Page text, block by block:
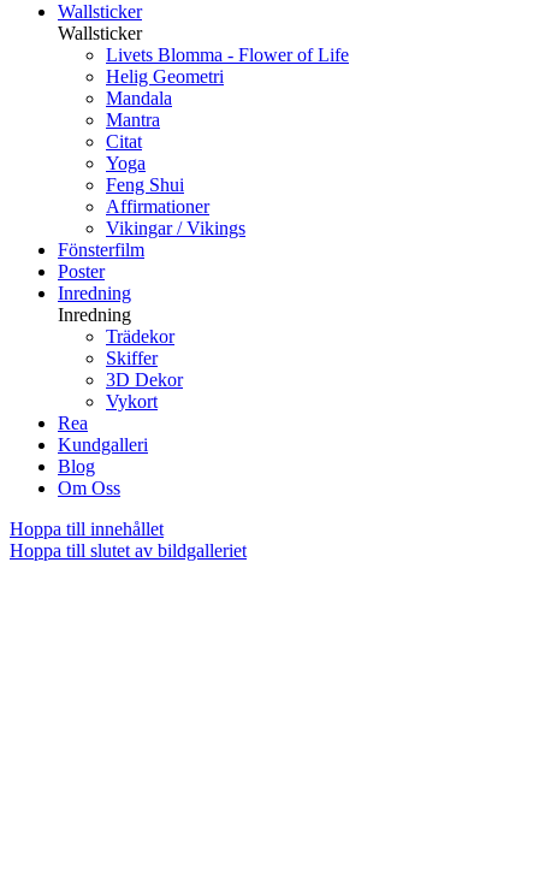
Wallsticker
Wallsticker
Livets Blomma - Flower of Life
Helig Geometri
Mandala
Mantra
Citat
Yoga
Feng Shui
Affirmationer
Vikingar / Vikings
Fönsterfilm
Poster
Inredning
Inredning
Trädekor
Skiffer
3D Dekor
Vykort
Rea
Kundgalleri
Blog
Om Oss
Hoppa till innehållet
Hoppa till slutet av bildgalleriet